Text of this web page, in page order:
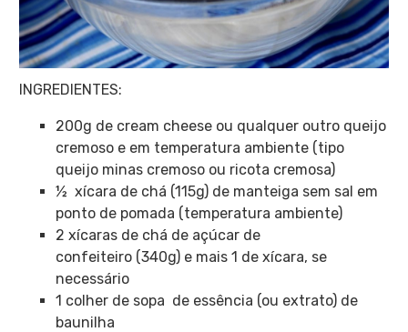
INGREDIENTES:
200g de cream cheese ou qualquer outro queijo
cremoso e em temperatura ambiente (tipo
queijo minas cremoso ou ricota cremosa)
½ xícara de chá (115g) de manteiga sem sal em
ponto de pomada (temperatura ambiente)
2 xícaras de chá de açúcar de
confeiteiro (340g) e mais 1 de xícara, se
necessário
1 colher de sopa de essência (ou extrato) de
baunilha